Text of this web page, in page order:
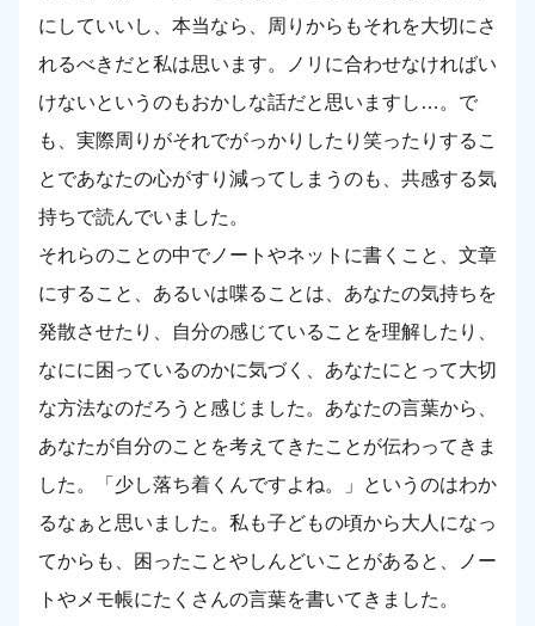
にしていいし、本当なら、周りからもそれを大切にさ
れるべきだと私は思います。ノリに合わせなければい
けないというのもおかしな話だと思いますし…。で
も、実際周りがそれでがっかりしたり笑ったりするこ
とであなたの心がすり減ってしまうのも、共感する気
持ちで読んでいました。
それらのことの中でノートやネットに書くこと、文章
にすること、あるいは喋ることは、あなたの気持ちを
発散させたり、自分の感じていることを理解したり、
なにに困っているのかに気づく、あなたにとって大切
な方法なのだろうと感じました。あなたの言葉から、
あなたが自分のことを考えてきたことが伝わってきま
した。「少し落ち着くんですよね。」というのはわか
るなぁと思いました。私も子どもの頃から大人になっ
てからも、困ったことやしんどいことがあると、ノー
トやメモ帳にたくさんの言葉を書いてきました。